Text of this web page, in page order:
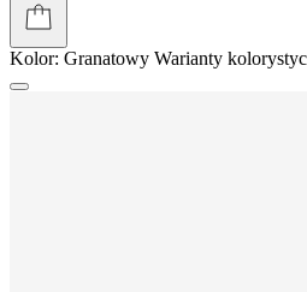
Kolor: Granatowy Warianty